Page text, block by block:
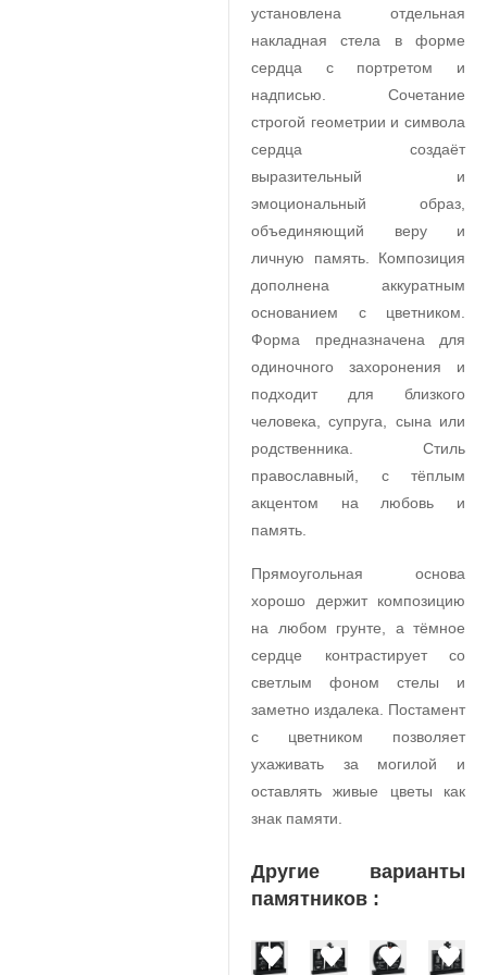
установлена отдельная
накладная стела в форме
сердца с портретом и
надписью. Сочетание
строгой геометрии и символа
сердца создаёт
выразительный и
эмоциональный образ,
объединяющий веру и
личную память. Композиция
дополнена аккуратным
основанием с цветником.
Форма предназначена для
одиночного захоронения и
подходит для близкого
человека, супруга, сына или
родственника. Стиль
православный, с тёплым
акцентом на любовь и
память.
Прямоугольная основа
хорошо держит композицию
на любом грунте, а тёмное
сердце контрастирует со
светлым фоном стелы и
заметно издалека. Постамент
с цветником позволяет
ухаживать за могилой и
оставлять живые цветы как
знак памяти.
Другие варианты
памятников :